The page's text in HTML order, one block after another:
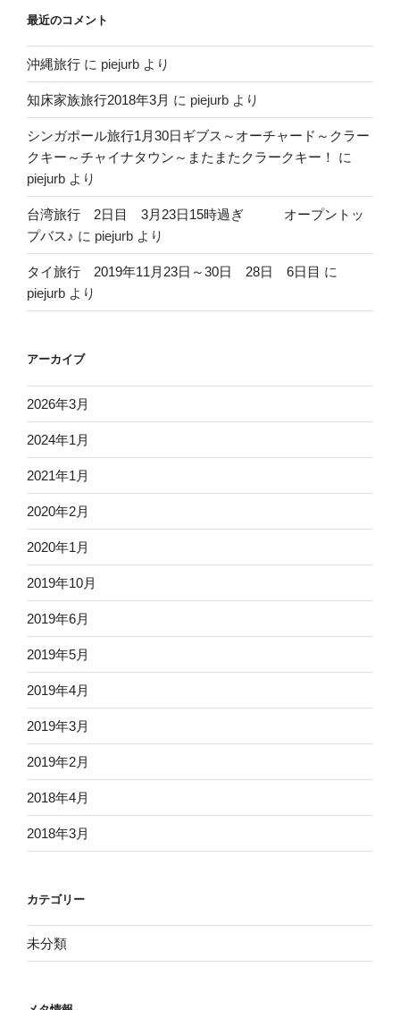
最近のコメント
沖縄旅行 に piejurb より
知床家族旅行2018年3月 に piejurb より
シンガポール旅行1月30日ギブス～オーチャード～クラー
クキー～チャイナタウン～またまたクラークキー！
に
piejurb より
台湾旅行 2日目 3月23日15時過ぎ オープントッ
プバス♪ に piejurb より
タイ旅行 2019年11月23日～30日 28日 6日目 に
piejurb より
アーカイブ
2026年3月
2024年1月
2021年1月
2020年2月
2020年1月
2019年10月
2019年6月
2019年5月
2019年4月
2019年3月
2019年2月
2018年4月
2018年3月
カテゴリー
未分類